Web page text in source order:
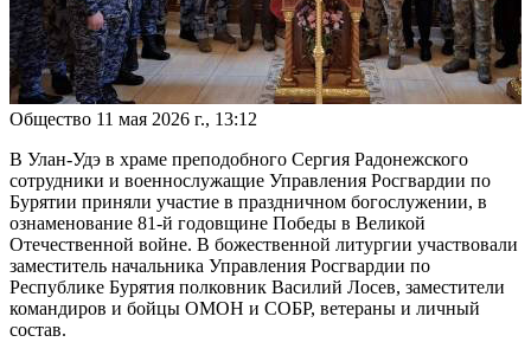
Общество 11 мая 2026 г., 13:12
В Улан-Удэ в храме преподобного Сергия Радонежского
сотрудники и военнослужащие Управления Росгвардии по
Бурятии приняли участие в праздничном богослужении, в
ознаменование 81-й годовщине Победы в Великой
Отечественной войне. В божественной литургии участвовали
заместитель начальника Управления Росгвардии по
Республике Бурятия полковник Василий Лосев, заместители
командиров и бойцы ОМОН и СОБР, ветераны и личный
состав.